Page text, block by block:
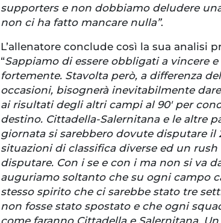
supporters e non dobbiamo deludere
non ci ha fatto mancare nulla”.
L’allenatore conclude così la sua analisi
“Sappiamo di essere obbligati a vincere
fortemente. Stavolta però, a differenza
occasioni, bisognerà inevitabilmente
ai risultati degli altri campi al 90′ per
destino. Cittadella-Salernitana e le altre
giornata si sarebbero dovute disputare il
situazioni di classifica diverse ed un rush
disputare. Con i se e con i ma non si va
auguriamo soltanto che su ogni campo
stesso spirito che ci sarebbe stato tre
non fosse stato spostato e che ogni
come faranno Cittadella e Salernitana. Un